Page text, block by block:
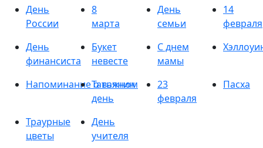
День
России
8
марта
День
семьи
14
февраля
День
финансиста
Букет
невесте
С днем
мамы
Напоминание о важном
Татьянин
день
23
февраля
Пасха
Траурные
цветы
День
учителя